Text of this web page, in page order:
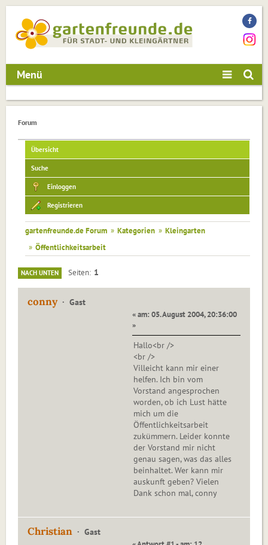
Menü
Forum
Übersicht
Suche
Einloggen
Registrieren
gartenfreunde.de Forum » Kategorien » Kleingarten
» Öffentlichkeitsarbeit
NACH UNTEN Seiten 1
conny Gast
« am: 05. August 2004, 20:36:00
»
Hallo<br />
<br />
Villeicht kann mir einer
helfen. Ich bin vom
Vorstand angesprochen
worden, ob ich Lust hätte
mich um die
Öffentlichkeitsarbeit
zukümmern. Leider konnte
der Vorstand mir nicht
genau sagen, was das alles
beinhaltet. Wer kann mir
auskunft geben? Vielen
Dank schon mal, conny
Christian Gast